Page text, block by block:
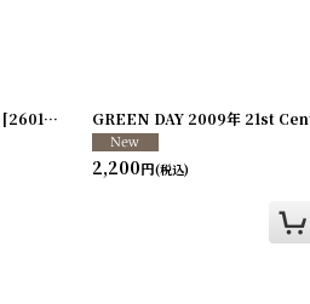
[260107-22 GREEN DAY 2009年 21st
2,200円(税込)